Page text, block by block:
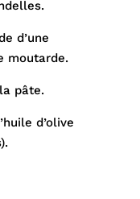
d’une
moutarde.
pâte.
d’olive